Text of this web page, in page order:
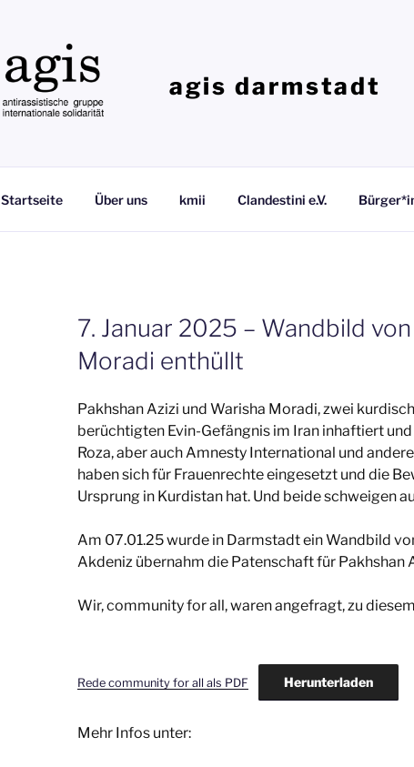
agis darmstadt
Startseite Über uns kmii Clandestini e.V.
7. Januar 2025 – Wandbild
Moradi enthüllt
Pakhshan Azizi und Warisha Moradi, zwei
berüchtigten Evin-Gefängnis im Iran inhaftiert
Roza, aber auch Amnesty International und
haben sich für Frauenrechte eingesetzt und die
Ursprung in Kurdistan hat. Und beide schweigen
Am 07.01.25 wurde in Darmstadt ein Wandbild
Akdeniz übernahm die Patenschaft für Pakhshan
Wir, community for all, waren angefragt, zu
Rede community for all als PDF Herunterladen
Mehr Infos unter: